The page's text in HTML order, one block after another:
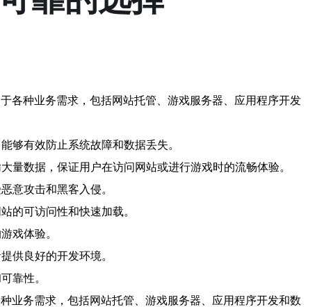
各种业务需求，包括网站托管、游戏服务器、应用程序开发
够有效防止系统故障和数据丢失。
量数据，保证用户在访问网站或进行游戏时的流畅体验。
意攻击和黑客入侵。
的可访问性和快速加载。
戏体验。
供良好的开发环境。
靠性。
业务需求，包括网站托管、游戏服务器、应用程序开发和数